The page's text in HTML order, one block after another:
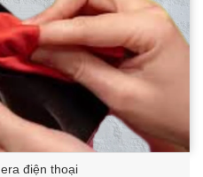
điện thoại